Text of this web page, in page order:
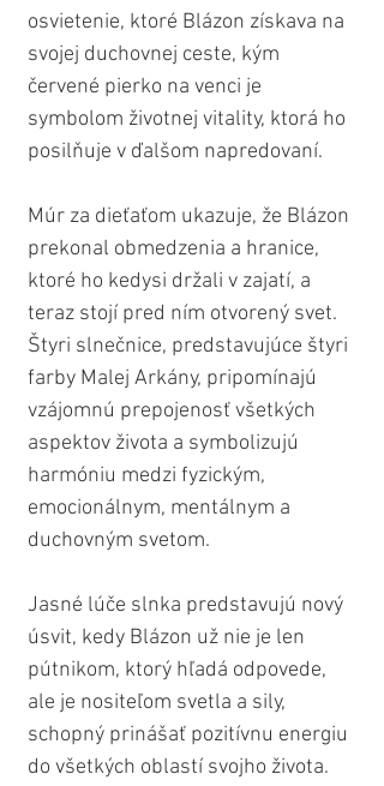
osvietenie, ktoré Blázon získava na
svojej duchovnej ceste, kým
červené pierko na venci je
symbolom životnej vitality, ktorá ho
posilňuje v ďalšom napredovaní.
Múr za dieťaťom ukazuje, že Blázon
prekonal obmedzenia a hranice,
ktoré ho kedysi držali v zajatí, a
teraz stojí pred ním otvorený svet.
Štyri slnečnice, predstavujúce štyri
farby Malej Arkány, pripomínajú
vzájomnú prepojenosť všetkých
aspektov života a symbolizujú
harmóniu medzi fyzickým,
emocionálnym, mentálnym a
duchovným svetom.
Jasné lúče slnka predstavujú nový
úsvit, kedy Blázon už nie je len
pútnikom, ktorý hľadá odpovede,
ale je nositeľom svetla a sily,
schopný prinášať pozitívnu energiu
do všetkých oblastí svojho života.